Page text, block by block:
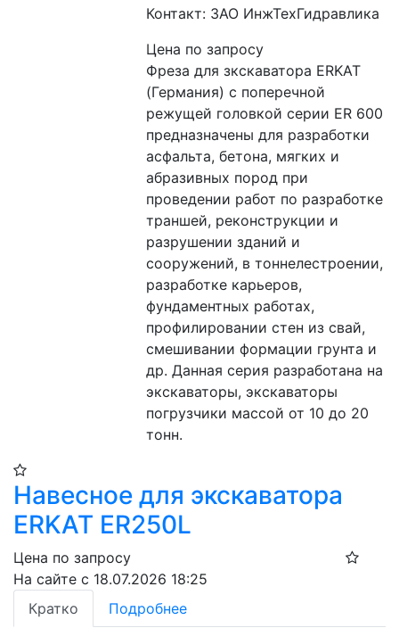
Контакт: ЗАО ИнжТехГидравлика
Цена по запросу
Фреза для зкскаватора ERKAT
(Германия) c поперечной
режущей головкой серии ER 600
предназначены для разработки
асфальта, бетона, мягких и
абразивных пород при
проведении работ по разработке
траншей, реконструкции и
разрушении зданий и
сооружений, в тоннелестроении,
разработке карьеров,
фундаментных работах,
профилировании стен из свай,
смешивании формации грунта и
др. Данная серия разработана на
экскаваторы, экскаваторы
погрузчики массой от 10 до 20
тонн.
Навесное для экскаватора
ERKAT ER250L
Цена по запросу
На сайте с 18.07.2026 18:25
Кратко
Подробнее